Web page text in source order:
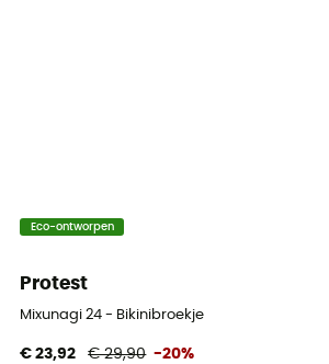
Eco-ontworpen
Protest
Mixunagi 24 - Bikinibroekje
€ 23,92 € 29,90 -20%